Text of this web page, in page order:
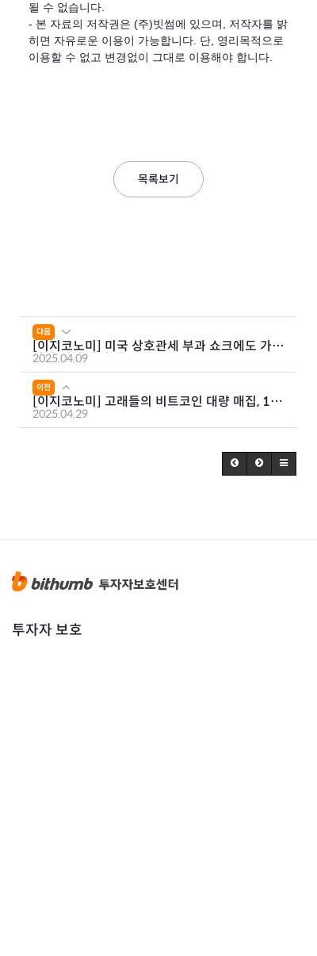
될 수 없습니다.
- 본 자료의 저작권은 (주)빗썸에 있으며, 저작자를 밝
히면 자유로운 이용이 가능합니다. 단, 영리목적으로
이용할 수 없고 변경없이 그대로 이용해야 합니다.
목록보기
다음
[이지코노미] 미국 상호관세 부과 쇼크에도 가상
자산 시장 전망 밝은 이유
2025.04.09
이전
[이지코노미] 고래들의 비트코인 대량 매집, 10
만 달러 돌파 가능성 높일까?
2025.04.29
투자자 보호